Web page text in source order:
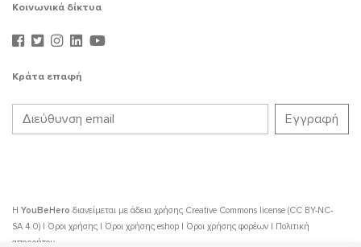
Κοινωνικά δίκτυα
Κράτα επαφή
Η YouBeHero διανείμεται με άδεια χρήσης Creative Commons license (CC BY-NC-
SA 4.0) | Όροι χρήσης | Όροι χρήσης eshop | Όροι χρήσης φορέων | Πολιτική
απορρήτου